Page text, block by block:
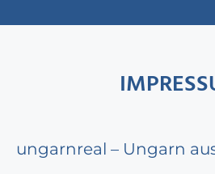
ungarnreal – Ungarn